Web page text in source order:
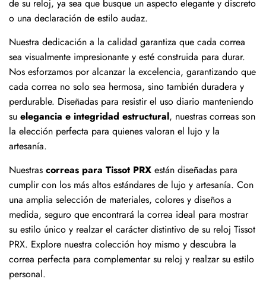
de su reloj, ya sea que busque un aspecto elegante y discreto
o una declaración de estilo audaz.
Nuestra dedicación a la calidad garantiza que cada correa
sea visualmente impresionante y esté construida para durar.
Nos esforzamos por alcanzar la excelencia, garantizando que
cada correa no solo sea hermosa, sino también duradera y
perdurable. Diseñadas para resistir el uso diario manteniendo
su elegancia e integridad estructural, nuestras correas son
la elección perfecta para quienes valoran el lujo y la
artesanía.
Nuestras correas para Tissot PRX están diseñadas para
cumplir con los más altos estándares de lujo y artesanía. Con
una amplia selección de materiales, colores y diseños a
medida, seguro que encontrará la correa ideal para mostrar
su estilo único y realzar el carácter distintivo de su reloj Tissot
PRX. Explore nuestra colección hoy mismo y descubra la
correa perfecta para complementar su reloj y realzar su estilo
personal.